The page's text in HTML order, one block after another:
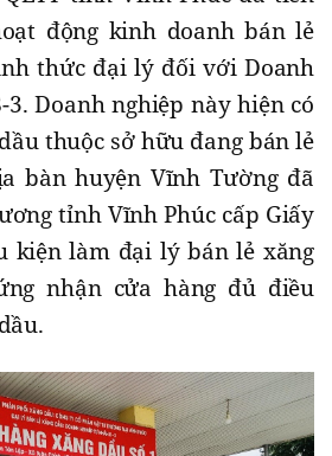
động kinh doanh bán lẻ
thức đại lý đối với Doanh
Doanh nghiệp này hiện có
thuộc sở hữu đang bán lẻ
bàn huyện Vĩnh Tường đã
tỉnh Vĩnh Phúc cấp Giấy
kiện làm đại lý bán lẻ xăng
nhận cửa hàng đủ điều